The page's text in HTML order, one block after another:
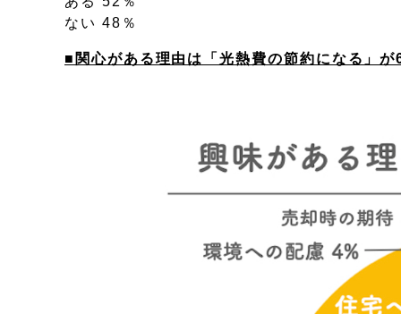
ない 48％
■関心がある理由は「光熱費の節約になる」が